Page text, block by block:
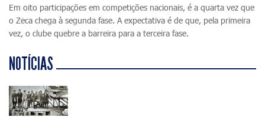
Em oito participações em competições nacionais, é a quarta vez que
o Zeca chega à segunda fase. A expectativa é de que, pela primeira
vez, o clube quebre a barreira para a terceira fase.
NOTÍCIAS